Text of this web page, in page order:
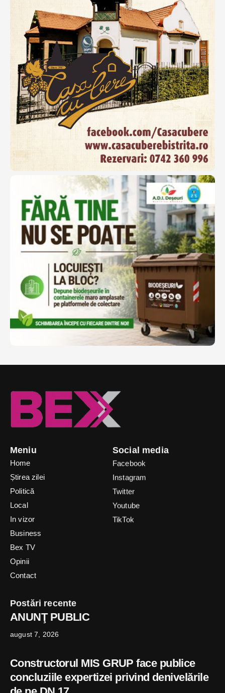
Meniu
Home
Știrea zilei
Politică
Local
In vizor
Business
Bex TV
Opinii
Contact
Social media
Facebook
Instagram
Twitter
Youtube
TikTok
Postări recente
ANUNŢ PUBLIC
august 7, 2026
Constructorul MIS GRUP face publice
concluziile expertizei privind denivelările